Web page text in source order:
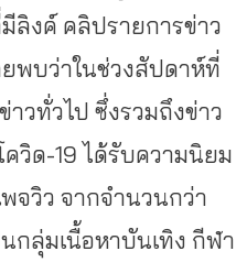
ลิงค์ คลิปรายการข่าว
พบว่าในช่วงสัปดาห์ที่
วทั่วไป ซึ่งรวมถึงข่าว
วิด-19 ได้รับความนิยม
พจวิว จากจำนวนกว่า
กลุ่มเนื้อหาบันเทิง กีฬา